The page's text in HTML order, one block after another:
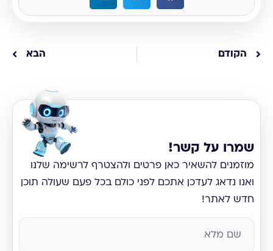
הקודם הבא
שמרו על קשר!
מוזמנים להשאיר כאן פרטים ולהצטרף לרשימה שלנו
ואנו נדאג לעדכן אתכם לפני כולם בכל פעם שעולה תוכן
חדש לאתר!